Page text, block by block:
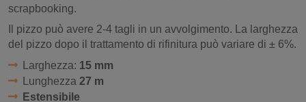
scrapbooking.
Il pizzo può avere 2-4 tagli in un avvolgimento. La larghezza
del pizzo dopo il trattamento di rifinitura può variare di ± 6%.
Larghezza: 15 mm
Lunghezza 27 m
Estensibile